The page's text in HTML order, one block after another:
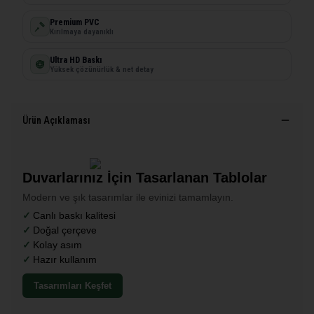
Premium PVC
Kırılmaya dayanıklı
Ultra HD Baskı
Yüksek çözünürlük & net detay
Ürün Açıklaması
Duvarlarınız İçin Tasarlanan Tablolar
Modern ve şık tasarımlar ile evinizi tamamlayın.
Canlı baskı kalitesi
Doğal çerçeve
Kolay asım
Hazır kullanım
Tasarımları Keşfet